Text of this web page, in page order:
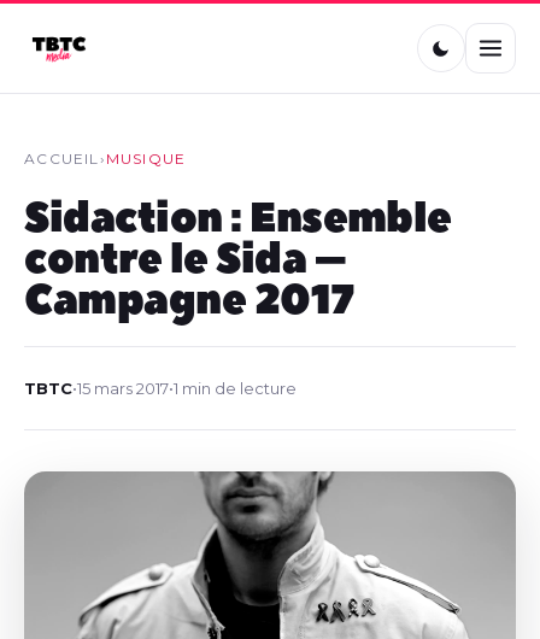
ACCUEIL› MUSIQUE
Sidaction : Ensemble
contre le Sida –
Campagne 2017
TBTC•15 mars 2017•1 min de lecture